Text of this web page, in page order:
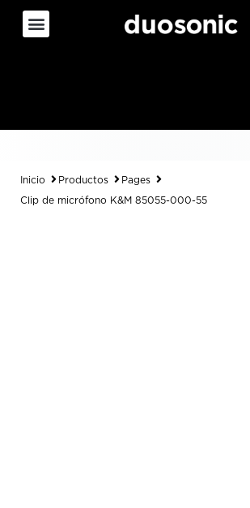
Inicio Productos Pages
Clip de micrófono K&M 85055-000-55